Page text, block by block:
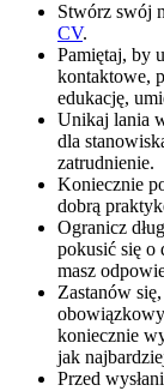
Stwórz swój
CV.
Pamiętaj, by
kontaktowe,
edukację,
Unikaj lania
dla
zatrudnienie.
Koniecznie
dobrą
Ogranicz
pokusić się o
masz
Zastanów
koniecznie
jak
Przed